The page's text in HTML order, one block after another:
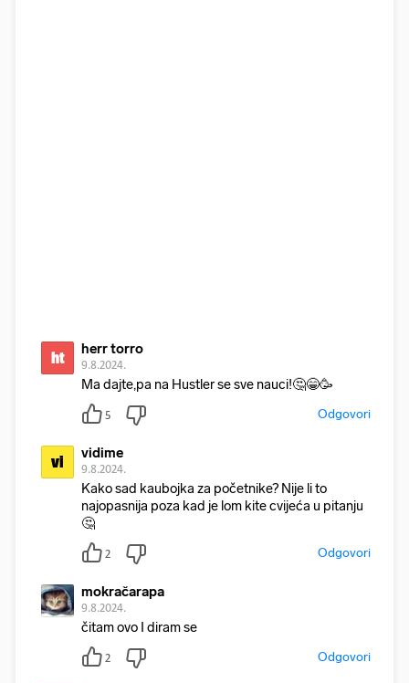
ht herr torro
9.8.2024.
Ma dajte,pa na Hustler se sve nauci!🤔😁🥳
5 Odgovori
vi vidime
9.8.2024.
Kako sad kaubojka za početnike? Nije li to
najopasnija poza kad je lom kite cvijeća u pitanju
🤔
2 Odgovori
mokračarapa
9.8.2024.
čitam ovo I diram se
2 Odgovori